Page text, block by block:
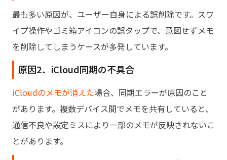
最も多い原因が、ユーザー自身による誤削除です。スワ
イプ操作やゴミ箱アイコンの誤タップで、意図せずメモ
を削除してしまうケースが多発しています。
原因2．iCloud同期の不具合
iCloudのメモが消えた場合、同期エラーが原因のこと
があります。複数デバイス間でメモを共有していると、
通信不良や設定ミスにより一部のメモが反映されないこ
とがあります。